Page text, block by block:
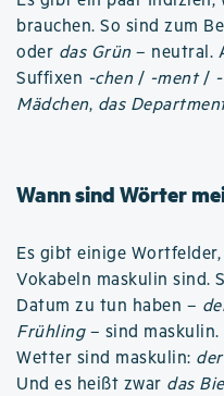
brauchen. So sind zum
oder das Grün – neutral.
Suffixen -chen / -ment/
Mädchen, das
Wann sind Wörter
Es gibt einige
Vokabeln maskulin sind.
Datum zu tun haben –
Frühling– sind maskulin.
Wetter sind maskulin:
Und es heißt zwar das